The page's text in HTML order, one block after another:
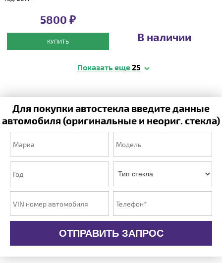
5800 ₽
КУПИТЬ В наличии
Показать еще25
Для покупки автостекла введите данные
автомобиля (оригинальные и неориг. стекла)
ОТПРАВИТЬ ЗАПРОС